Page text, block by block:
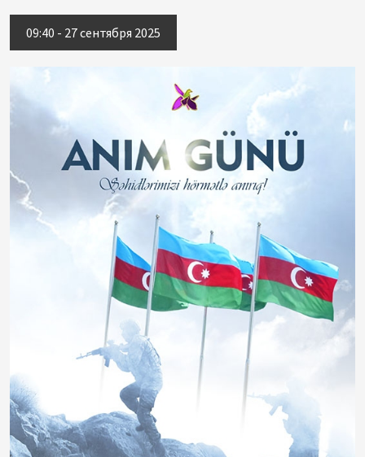
09:40 - 27 сентября 2025